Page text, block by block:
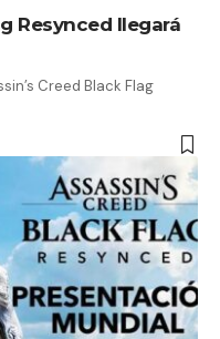
Resynced llegará
Creed Black Flag